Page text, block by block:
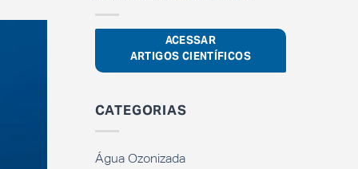
ACESSAR
ARTIGOS CIENTÍFICOS
CATEGORIAS
Água Ozonizada